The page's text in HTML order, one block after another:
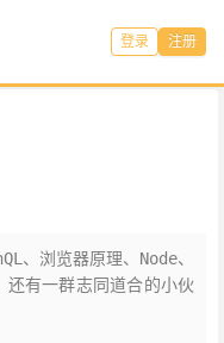
登录 注册
、浏览器原理、Node、
还有一群志同道合的小伙